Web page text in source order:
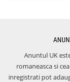
Anuntul UK
romaneasca si
inregistrati pot